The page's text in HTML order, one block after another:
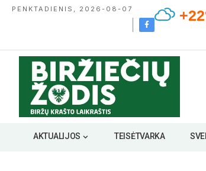
PENKTADIENIS, 2026-08-07
AKTUALIJOS TEISĖTVARKA